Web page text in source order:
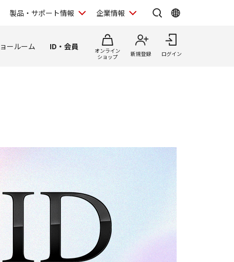
製品・サポート情報 企業情報
ールーム ID・会員
オンライン
ショップ
新規登録 ログイン